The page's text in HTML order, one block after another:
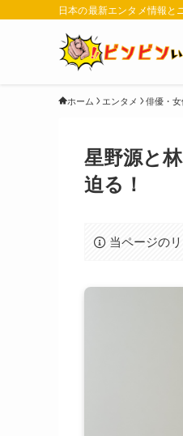
日本の最新エンタメ情報と
ホーム エンタメ 俳優・
星野源と
迫る！
当ページの